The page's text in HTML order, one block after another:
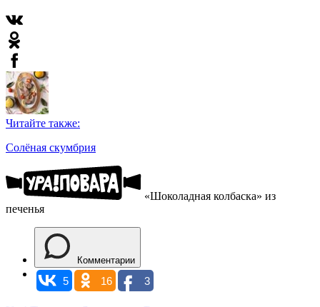
Читайте также:
Солёная скумбрия
«Шоколадная колбаска» из
печенья
Комментарии
5
16 3